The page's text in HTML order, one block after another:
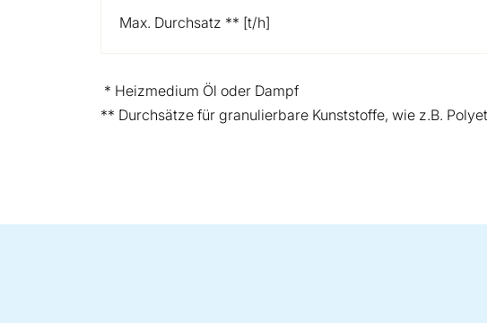
Max. Durchsatz ** [t/h]
* Heizmedium Öl oder Dampf
** Durchsätze für granulierbare Kunststoffe, wie z.B.